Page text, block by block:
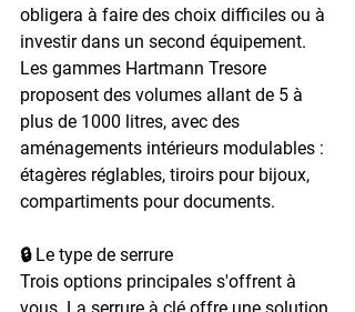
obligera à faire des choix difficiles ou à
investir dans un second équipement.
Les gammes Hartmann Tresore
proposent des volumes allant de 5 à
plus de 1000 litres, avec des
aménagements intérieurs modulables :
étagères réglables, tiroirs pour bijoux,
compartiments pour documents.
🔒 Le type de serrure
Trois options principales s'offrent à
vous. La serrure à clé offre une solution